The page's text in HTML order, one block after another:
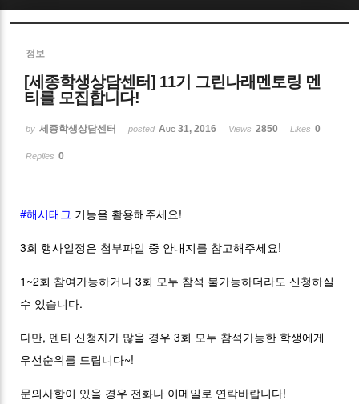
정보
[세종학생상담센터] 11기 그린나래멘토링 멘
티를 모집합니다!
by 세종학생상담센터 posted Aug 31, 2016 Views 2850 Likes 0
Replies 0
#해시태그 기능을 활용해주세요!
3회 행사일정은 첨부파일 중 안내지를 참고해주세요!
1~2회 참여가능하거나 3회 모두 참석 불가능하더라도 신청하실
수 있습니다.
다만, 멘티 신청자가 많을 경우 3회 모두 참석가능한 학생에게
우선순위를 드립니다~!
문의사항이 있을 경우 전화나 이메일로 연락바랍니다!
Sketchbook5, 스케치북5
Sketchbook5, 스케치북5